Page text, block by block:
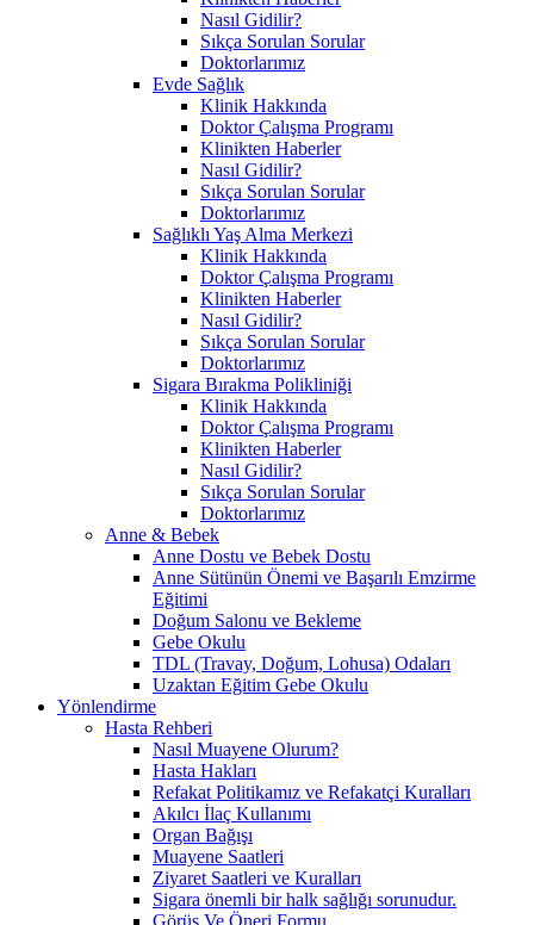
Nasıl Gidilir?
Sıkça Sorulan Sorular
Doktorlarımız
Evde Sağlık
Klinik Hakkında
Doktor Çalışma Programı
Klinikten Haberler
Nasıl Gidilir?
Sıkça Sorulan Sorular
Doktorlarımız
Sağlıklı Yaş Alma Merkezi
Klinik Hakkında
Doktor Çalışma Programı
Klinikten Haberler
Nasıl Gidilir?
Sıkça Sorulan Sorular
Doktorlarımız
Sigara Bırakma Polikliniği
Klinik Hakkında
Doktor Çalışma Programı
Klinikten Haberler
Nasıl Gidilir?
Sıkça Sorulan Sorular
Doktorlarımız
Anne & Bebek
Anne Dostu ve Bebek Dostu
Anne Sütünün Önemi ve Başarılı Emzirme
Eğitimi
Doğum Salonu ve Bekleme
Gebe Okulu
TDL (Travay, Doğum, Lohusa) Odaları
Uzaktan Eğitim Gebe Okulu
Yönlendirme
Hasta Rehberi
Nasıl Muayene Olurum?
Hasta Hakları
Refakat Politikamız ve Refakatçi Kuralları
Akılcı İlaç Kullanımı
Organ Bağışı
Muayene Saatleri
Ziyaret Saatleri ve Kuralları
Sigara önemli bir halk sağlığı sorunudur.
Görüş Ve Öneri Formu